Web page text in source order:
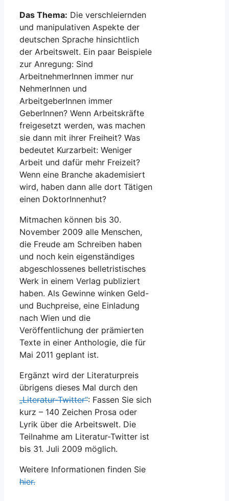
Das Thema: Die verschleiernden
und manipulativen Aspekte der
deutschen Sprache hinsichtlich
der Arbeitswelt. Ein paar Beispiele
zur Anregung: Sind
ArbeitnehmerInnen immer nur
NehmerInnen und
ArbeitgeberInnen immer
GeberInnen? Wenn Arbeitskräfte
freigesetzt werden, was machen
sie dann mit ihrer Freiheit? Was
bedeutet Kurzarbeit: Weniger
Arbeit und dafür mehr Freizeit?
Wenn eine Branche akademisiert
wird, haben dann alle dort Tätigen
einen DoktorInnenhut?
Mitmachen können bis 30.
November 2009 alle Menschen,
die Freude am Schreiben haben
und noch kein eigenständiges
abgeschlossenes belletristisches
Werk in einem Verlag publiziert
haben. Als Gewinne winken Geld-
und Buchpreise, eine Einladung
nach Wien und die
Veröffentlichung der prämierten
Texte in einer Anthologie, die für
Mai 2011 geplant ist.
Ergänzt wird der Literaturpreis
übrigens dieses Mal durch den
„Literatur-Twitter“: Fassen Sie sich
kurz – 140 Zeichen Prosa oder
Lyrik über die Arbeitswelt. Die
Teilnahme am Literatur-Twitter ist
bis 31. Juli 2009 möglich.
Weitere Informationen finden Sie
hier.